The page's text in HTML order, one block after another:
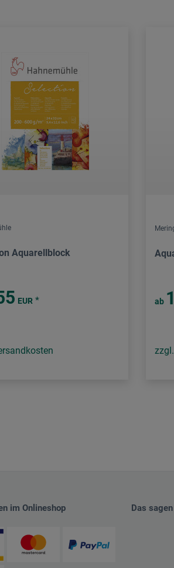
Aquarellblock
EUR * ab
im Onlineshop Das